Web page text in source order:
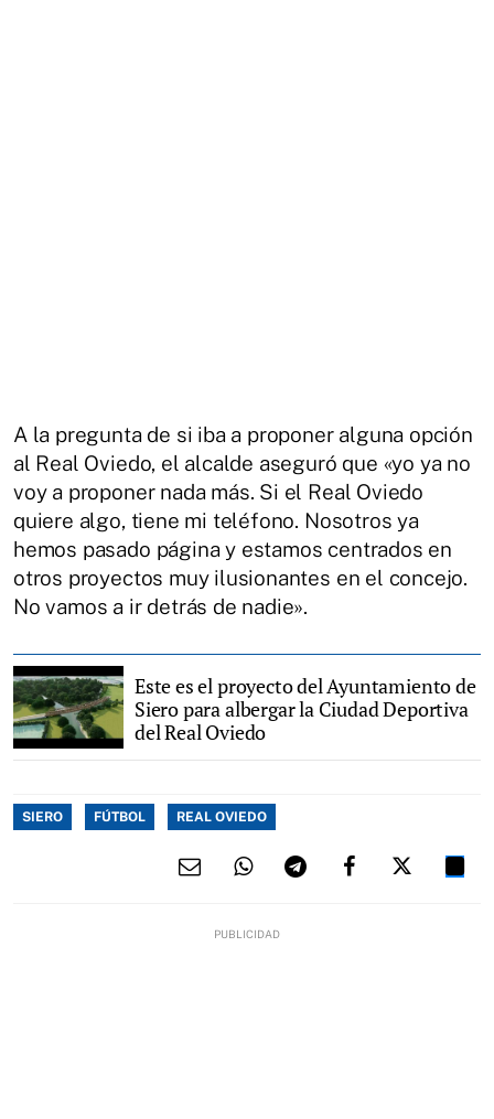
A la pregunta de si iba a proponer alguna opción
al Real Oviedo, el alcalde aseguró que «yo ya no
voy a proponer nada más. Si el Real Oviedo
quiere algo, tiene mi teléfono. Nosotros ya
hemos pasado página y estamos centrados en
otros proyectos muy ilusionantes en el concejo.
No vamos a ir detrás de nadie».
Este es el proyecto del Ayuntamiento de
Siero para albergar la Ciudad Deportiva
del Real Oviedo
SIERO FÚTBOL REAL OVIEDO